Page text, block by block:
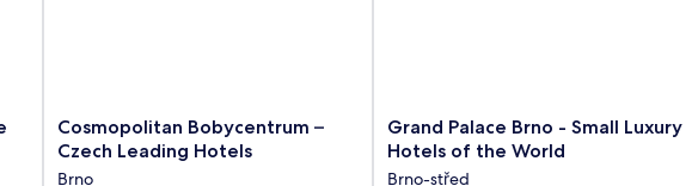
Cosmopolitan
Bobycentrum
Cosmopolitan Bobycentrum –
Czech Leading Hotels
Brno
Grand
Palace
Grand Palace Brno - Small Luxury
Hotels of the World
Brno-střed